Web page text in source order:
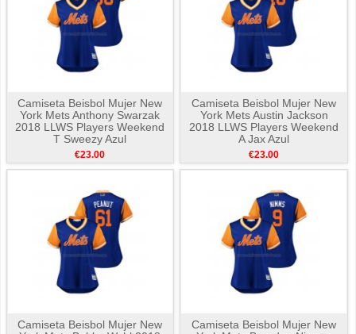
Camiseta Beisbol Mujer New
York Mets Anthony Swarzak
2018 LLWS Players Weekend
T Sweezy Azul
€23.00
Camiseta Beisbol Mujer New
York Mets Austin Jackson
2018 LLWS Players Weekend
A Jax Azul
€23.00
Camiseta Beisbol Mujer New
Camiseta Beisbol Mujer New